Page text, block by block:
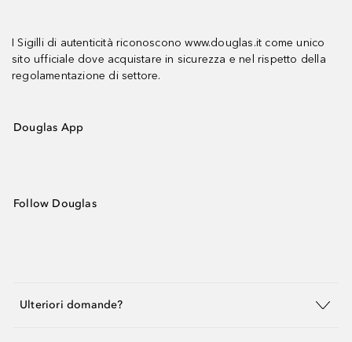
I Sigilli di autenticità riconoscono www.douglas.it come unico
sito ufficiale dove acquistare in sicurezza e nel rispetto della
regolamentazione di settore.
Douglas App
Follow Douglas
Ulteriori domande?